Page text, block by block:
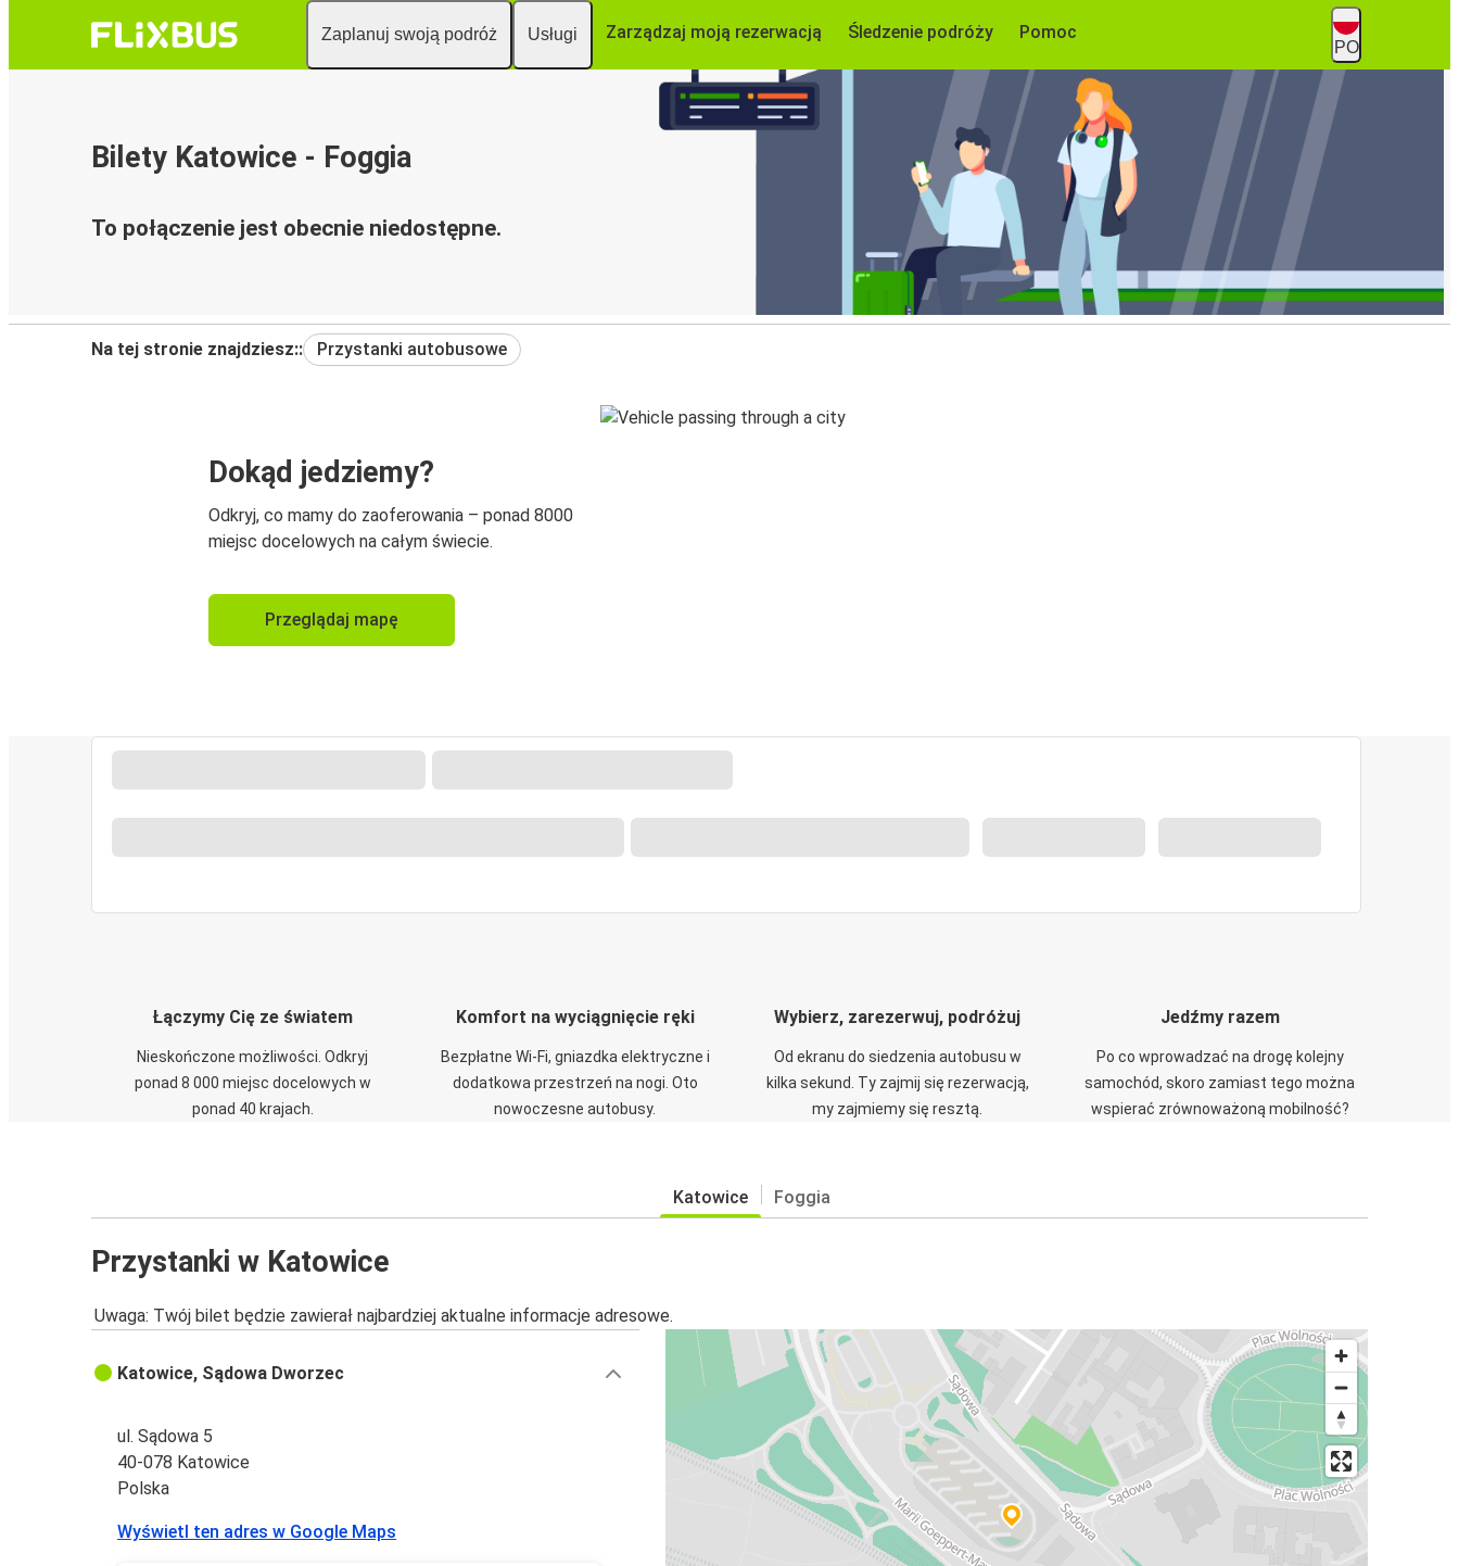
Zaplanuj swoją podróż Usługi Zarządzaj moją rezerwacją Śledzenie podróży Pomoc
PO
Bilety Katowice - Foggia
To połączenie jest obecnie niedostępne.
Na tej stronie znajdziesz:: Przystanki autobusowe
Dokąd jedziemy?
Odkryj, co mamy do zaoferowania – ponad 8000
miejsc docelowych na całym świecie.
Przeglądaj mapę
Łączymy Cię ze światem
Nieskończone możliwości. Odkryj
ponad 8 000 miejsc docelowych w
ponad 40 krajach.
Komfort na wyciągnięcie ręki
Bezpłatne Wi-Fi, gniazdka elektryczne i
dodatkowa przestrzeń na nogi. Oto
nowoczesne autobusy.
Wybierz, zarezerwuj, podróżuj
Od ekranu do siedzenia autobusu w
kilka sekund. Ty zajmij się rezerwacją,
my zajmiemy się resztą.
Jedźmy razem
Po co wprowadzać na drogę kolejny
samochód, skoro zamiast tego można
wspierać zrównoważoną mobilność?
Katowice Foggia
Przystanki w Katowice
Uwaga: Twój bilet będzie zawierał najbardziej aktualne informacje adresowe.
Katowice, Sądowa Dworzec
ul. Sądowa 5
40-078 Katowice
Polska
Wyświetl ten adres w Google Maps